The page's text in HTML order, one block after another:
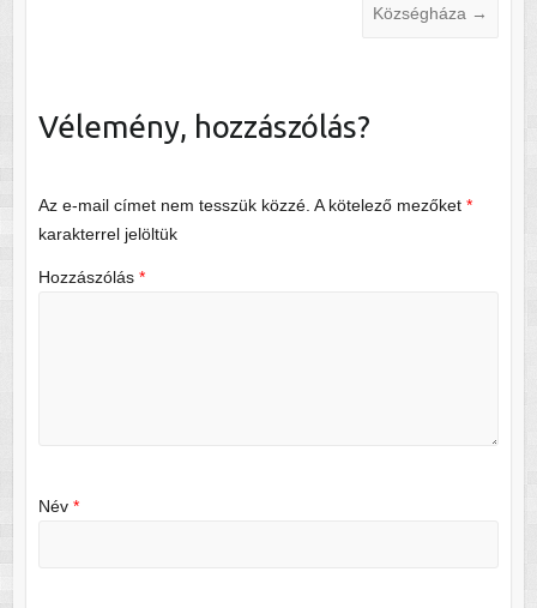
Községháza →
Vélemény, hozzászólás?
Az e-mail címet nem tesszük közzé. A kötelező mezőket *
karakterrel jelöltük
Hozzászólás *
Név *